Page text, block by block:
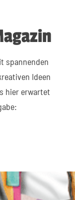
spannenden
Ideen
hier erwartet